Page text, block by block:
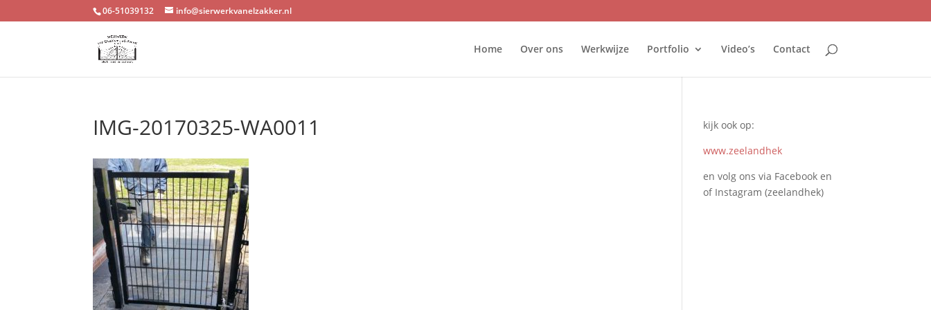
06-51039132 info@sierwerkvanelzakker.nl
Home Over ons Werkwijze Portfolio Video’s Contact
IMG-20170325-WA0011
kijk ook op:
www.zeelandhek
en volg ons via Facebook en
of Instagram (zeelandhek)